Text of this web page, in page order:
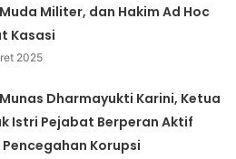
Militer, dan Hakim Ad Hoc
Kasasi
2025
Dharmayukti Karini, Ketua
Istri Pejabat Berperan Aktif
Korupsi